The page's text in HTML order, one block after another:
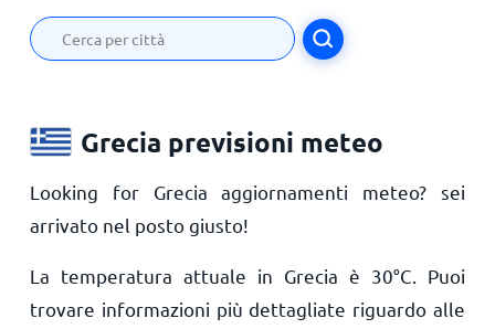
Grecia previsioni meteo
Looking for Grecia aggiornamenti meteo? sei
arrivato nel posto giusto!
La temperatura attuale in Grecia è 30°C . Puoi
trovare informazioni più dettagliate riguardo alle